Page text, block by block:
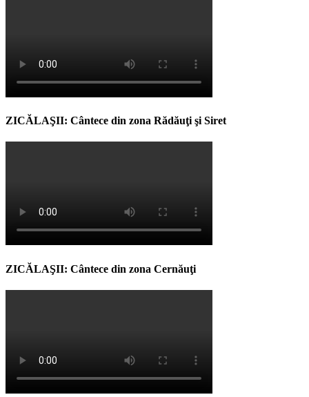
ZICĂLAŞII: Cântece din zona Rădăuţi şi Siret
ZICĂLAŞII: Cântece din zona Cernăuţi